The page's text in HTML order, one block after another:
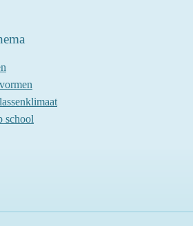
school